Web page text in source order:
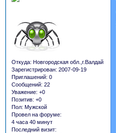
Откуда: Новгородская обл.,г.Валдай
Зарегистрирован: 2007-09-19
Приглашений: 0
Сообщений: 22
Уважение: +0
Позитив: +0
Пол: Мужской
Провел на форуме:
4 часа 40 минут
Последний визит: